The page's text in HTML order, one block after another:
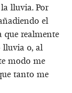
lluvia. Por
el
que realmente
lluvia o, al
modo me
tanto me